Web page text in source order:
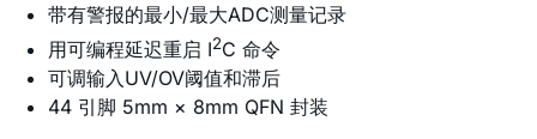
带有警报的最小/最大ADC测量记录
用可编程延迟重启 I2C 命令
可调输入UV/OV阈值和滞后
44 引脚 5mm × 8mm QFN 封装